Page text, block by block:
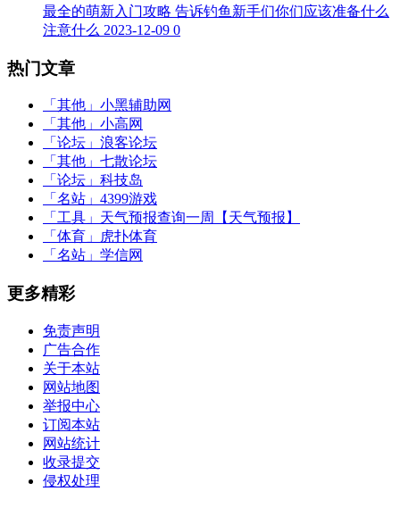
最全的萌新入门攻略 告诉钓鱼新手们你们应该准备什么
注意什么 2023-12-09 0
热门文章
「其他」 小黑辅助网
「其他」 小高网
「论坛」 浪客论坛
「其他」 七散论坛
「论坛」 科技岛
「名站」 4399游戏
「工具」 天气预报查询一周【天气预报】
「体育」
虎扑体育
「名站」 学信网
更多精彩
免责声明
广告合作
关于本站
网站地图
举报中心
订阅本站
网站统计
收录提交
侵权处理